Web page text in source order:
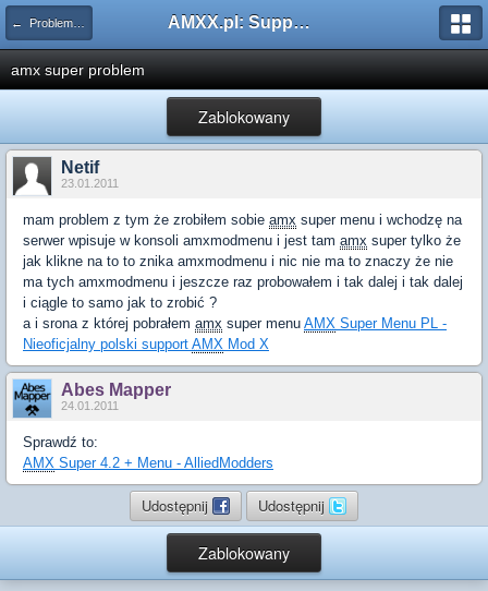
← Problemy z pluginami AMXX.pl: Support AMX Mod X i SourceMod
amx super problem
Zablokowany
Netif
23.01.2011
mam problem z tym że zrobiłem sobie amx super menu i wchodzę na
serwer wpisuje w konsoli amxmodmenu i jest tam amx super tylko że
jak klikne na to to znika amxmodmenu i nic nie ma to znaczy że nie
ma tych amxmodmenu i jeszcze raz probowałem i tak dalej i tak dalej
i ciągle to samo jak to zrobić ?
a i srona z której pobrałem amx super menu AMX Super Menu PL -
Nieoficjalny polski support AMX Mod X
Abes Mapper
24.01.2011
Sprawdź to:
AMX Super 4.2 + Menu - AlliedModders
Udostępnij Udostępnij
Zablokowany